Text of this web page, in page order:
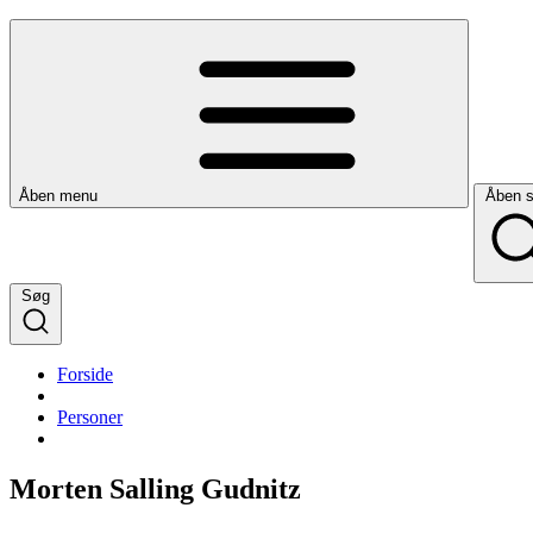
Åben menu Åben
Søg
Forside
Personer
Morten Salling Gudnitz